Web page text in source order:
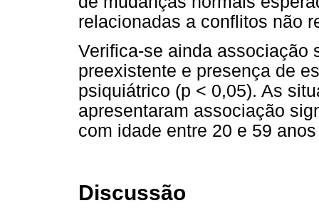
relacionadas a conflitos não
Verifica-se ainda associação
preexistente e presença de
psiquiátrico (p < 0,05). As
apresentaram associação
com idade entre 20 e 59
Discussão